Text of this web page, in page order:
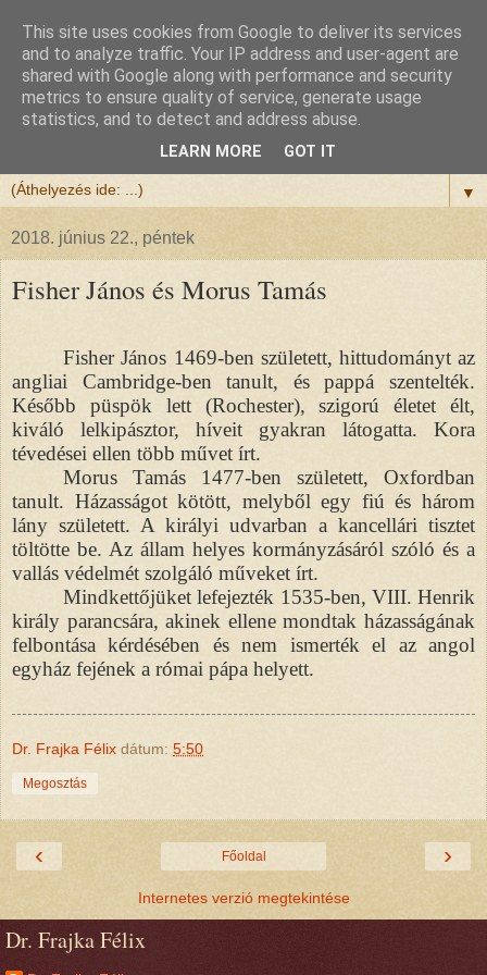
Félix atya
Szeretettel köszöntöm a honlapomra ellátogatót.
▼
2018. június 22., péntek
Fisher János és Morus Tamás
Fisher János 1469-ben született, hittudományt az
angliai Cambridge-ben tanult, és pappá szentelték.
Később püspök lett (Rochester), szigorú életet élt,
kiváló lelkipásztor, híveit gyakran látogatta. Kora
tévedései ellen több művet írt.
Morus Tamás 1477-ben született, Oxfordban
tanult. Házasságot kötött, melyből egy fiú és három
lány született. A királyi udvarban a kancellári tisztet
töltötte be. Az állam helyes kormányzásáról szóló és a
vallás védelmét szolgáló műveket írt.
Mindkettőjüket lefejezték 1535-ben, VIII. Henrik
király parancsára, akinek ellene mondtak házasságának
felbontása kérdésében és nem ismerték el az angol
egyház fejének a római pápa helyett.
Dr. Frajka Félix dátum: 5:50
Megosztás
‹ ›
Főoldal
Internetes verzió megtekintése
Dr. Frajka Félix
This site uses cookies from Google to deliver its services
and to analyze traffic. Your IP address and user-agent are
shared with Google along with performance and security
metrics to ensure quality of service, generate usage
statistics, and to detect and address abuse.
LEARN MORE GOT IT